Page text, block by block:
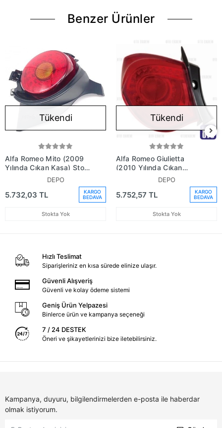
Benzer Ürünler
Tükendi
Alfa Romeo Mito (2009
Yılında Çıkan Kasa) Stop
Lambası Sol Duysuz
DEPO
5.732,03 TL
KARGO
BEDAVA
Stokta Yok
Tükendi
Alfa Romeo Giulietta
(2010 Yılında Çıkan
Kasa) Stop Lambası Sol
No:50513613)
DEPO
5.752,57 TL
KARGO
BEDAVA
Stokta Yok
Hızlı Teslimat
Siparişleriniz en kısa sürede elinize ulaşır.
Güvenli Alışveriş
Güvenli ve kolay ödeme sistemi
Geniş Ürün Yelpazesi
Binlerce ürün ve kampanya seçeneği
7 / 24 DESTEK
Öneri ve şikayetlerinizi bize iletebilirsiniz.
Kampanya, duyuru, bilgilendirmelerden e-posta ile haberdar
olmak istiyorum.